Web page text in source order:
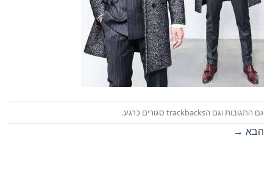
גם התגובות וגם הtrackbacks סגורים כרגע.
הבא →